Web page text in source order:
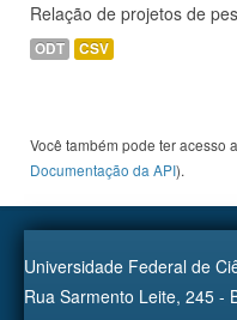
Relação de projetos de
ODT CSV
Você também pode ter acesso
Documentação da API).
Universidade Federal de
Rua Sarmento Leite, 245 -